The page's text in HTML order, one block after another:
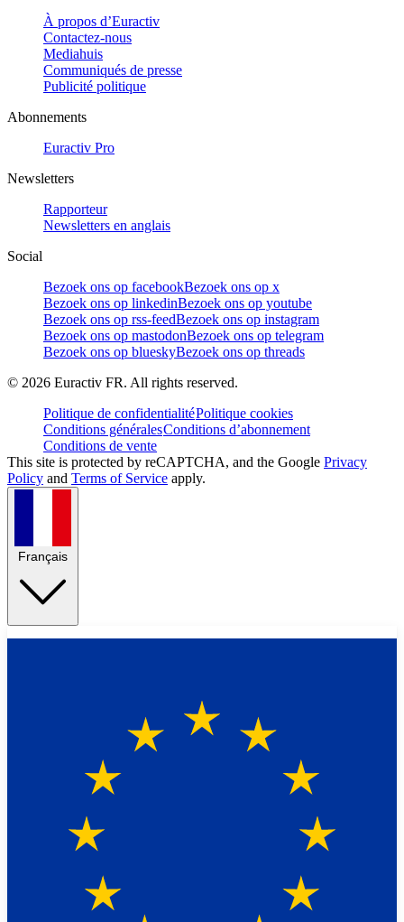
À propos d’Euractiv
Contactez-nous
Mediahuis
Communiqués de presse
Publicité politique
Abonnements
Euractiv Pro
Newsletters
Rapporteur
Newsletters en anglais
Social
Bezoek ons op facebookBezoek ons op x
Bezoek ons op linkedinBezoek ons op youtube
Bezoek ons op rss-feedBezoek ons op instagram
Bezoek ons op mastodonBezoek ons op telegram
Bezoek ons op blueskyBezoek ons op threads
© 2026 Euractiv FR. All rights reserved.
Politique de confidentialitéPolitique cookies
Conditions généralesConditions d’abonnement
Conditions de vente
This site is protected by reCAPTCHA, and the Google Privacy
Policy and Terms of Service apply.
Français